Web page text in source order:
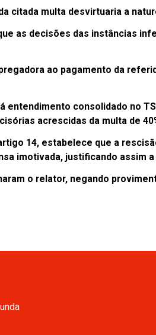
citada multa desvirtuaria a
as decisões das instâncias
ao pagamento da
entendimento consolidado no
acrescidas da multa de
14, estabelece que a
imotivada, justificando assim
o relator, negando